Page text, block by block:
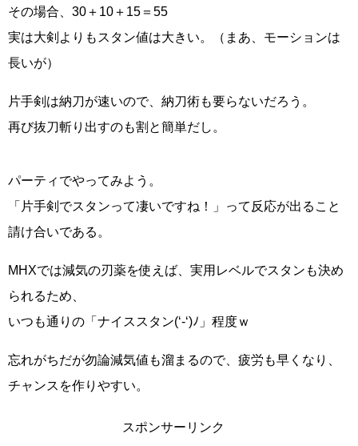
その場合、30＋10＋15＝55
実は大剣よりもスタン値は大きい。（まあ、モーションは
長いが）
片手剣は納刀が速いので、納刀術も要らないだろう。
再び抜刀斬り出すのも割と簡単だし。
パーティでやってみよう。
「片手剣でスタンって凄いですね！」って反応が出ること
請け合いである。
MHXでは減気の刃薬を使えば、実用レベルでスタンも決め
られるため、
いつも通りの「ナイススタン(‘-‘)ﾉ」程度ｗ
忘れがちだが勿論減気値も溜まるので、疲労も早くなり、
チャンスを作りやすい。
スポンサーリンク